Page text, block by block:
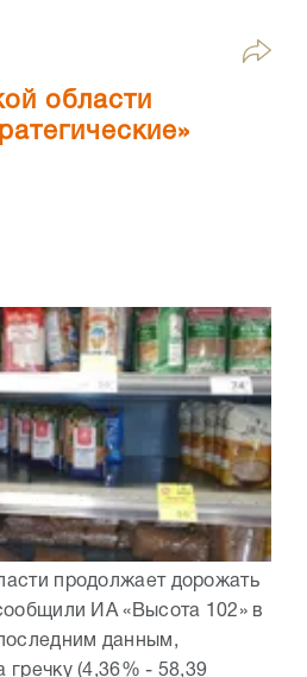
области
продолжает дорожать
ИА «Высота 102» в
данным,
гречку (4,36% - 58,39